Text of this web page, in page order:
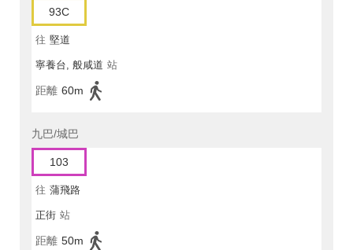
93C
往 堅道
寧養台, 般咸道 站
距離 60m
九巴/城巴
103
往 蒲飛路
正街 站
距離 50m